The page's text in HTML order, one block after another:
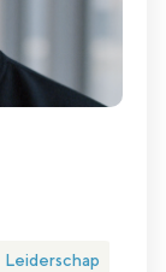
Leiderschap